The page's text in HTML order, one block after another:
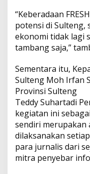
M
e
n
d
o
o
n
g
P
e
r
t
u
m
b
u
“Keberadaan
potensi di Sulteng,
ekonomi tidak lagi
tambang saja,”
Sementara itu,
Sulteng Moh Irfan
Provinsi Sulteng
Teddy Suhartadi
kegiatan ini
sendiri merupakan
dilaksanakan
para jurnalis dari
mitra penyebar